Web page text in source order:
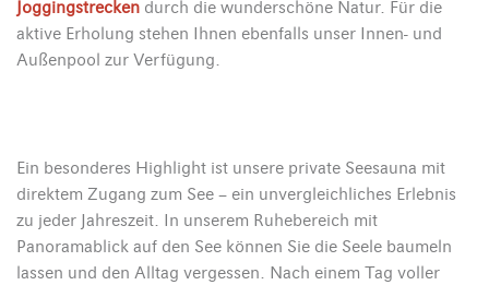
Joggingstrecken durch die wunderschöne Natur. Für die
aktive Erholung stehen Ihnen ebenfalls unser Innen- und
Außenpool zur Verfügung.
Ein besonderes Highlight ist unsere private Seesauna mit
direktem Zugang zum See – ein unvergleichliches Erlebnis
zu jeder Jahreszeit. In unserem Ruhebereich mit
Panoramablick auf den See können Sie die Seele baumeln
lassen und den Alltag vergessen. Nach einem Tag voller